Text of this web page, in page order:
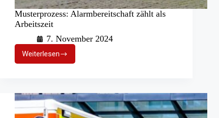
Musterprozess: Alarmbereitschaft zählt als
Arbeitszeit
7. November 2024
WeiterlesenMusterprozess:
Alarmbereitschaft
Arbeitszeit